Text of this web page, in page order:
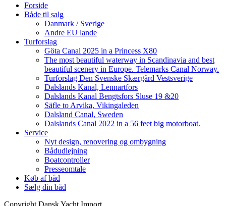
Forside
Både til salg
Danmark / Sverige
Andre EU lande
Turforslag
Göta Canal 2025 in a Princess X80
The most beautiful waterway in Scandinavia and best
beautiful scenery in Europe. Telemarks Canal Norway.
Turforslag Den Svenske Skærgård Vestsverige
Dalslands Kanal, Lennartfors
Dalslands Kanal Bengtsfors Sluse 19 &20
Säfle to Arvika, Vikingaleden
Dalsland Canal, Sweden
Dalslands Canal 2022 in a 56 feet big motorboat.
Service
Nyt design, renovering og ombygning
Bådudlejning
Boatcontroller
Presseomtale
Køb af båd
Sælg din båd
Copyright Dansk Yacht Import